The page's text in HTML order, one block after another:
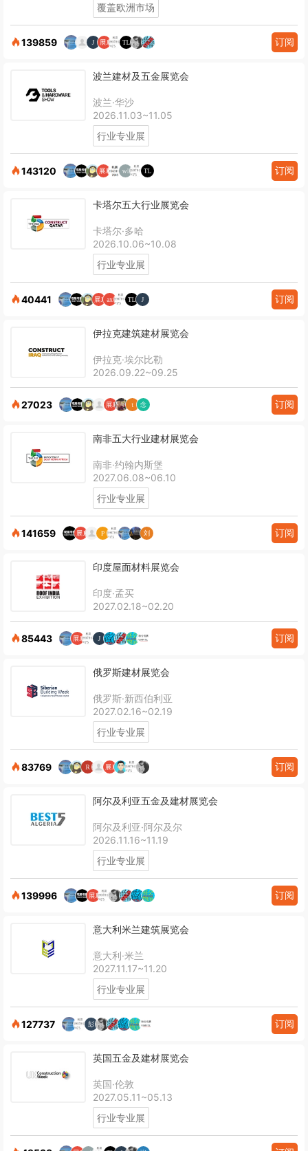
覆盖欧洲市场
139859 订阅
波兰建材及五金展览会
波兰·华沙
2026.11.03~11.05
行业专业展
143120 订阅
卡塔尔五大行业展览会
卡塔尔·多哈
2026.10.06~10.08
行业专业展
40441 订阅
伊拉克建筑建材展览会
伊拉克·埃尔比勒
2026.09.22~09.25
27023 订阅
南非五大行业建材展览会
南非·约翰内斯堡
2027.06.08~06.10
行业专业展
141659 订阅
印度屋面材料展览会
印度·孟买
2027.02.18~02.20
85443 订阅
俄罗斯建材展览会
俄罗斯·新西伯利亚
2027.02.16~02.19
行业专业展
83769 订阅
阿尔及利亚五金及建材展览会
阿尔及利亚·阿尔及尔
2026.11.16~11.19
行业专业展
139996 订阅
意大利米兰建筑展览会
意大利·米兰
2027.11.17~11.20
行业专业展
127737 订阅
英国五金及建材展览会
英国·伦敦
2027.05.11~05.13
行业专业展